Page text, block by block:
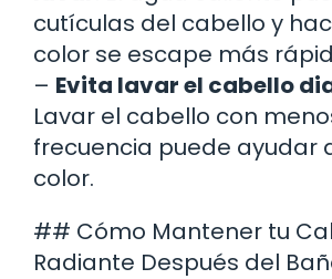
cutículas del cabello y
color se escape más
– Evita lavar el cabello
Lavar el cabello con
frecuencia puede ayudar
color.
## Cómo Mantener tu
Radiante Después del